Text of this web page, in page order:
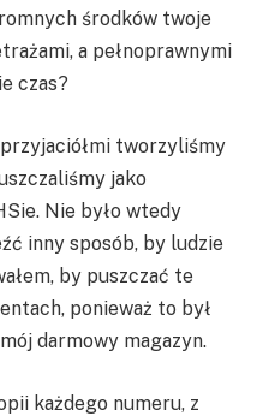
środków twoje
a pełnoprawnymi
czas?
tworzyliśmy
jako
Nie było wtedy
inny sposób, by ludzie
by puszczać te
ponieważ to był
darmowy magazyn.
każdego numeru, z